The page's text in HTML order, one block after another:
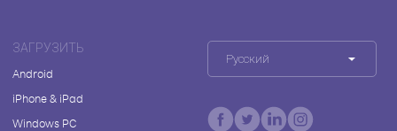
ЗАГРУЗИТЬ
Android
iPhone & iPad
Windows PC
Русский